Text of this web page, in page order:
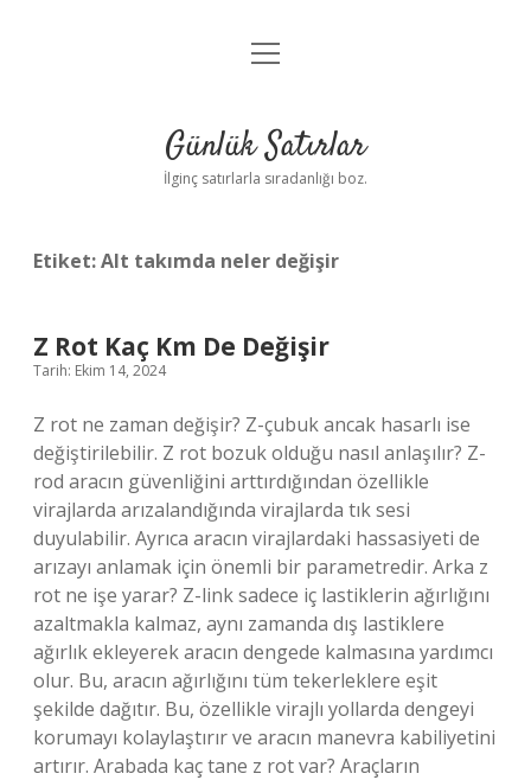
Anasayfa
Yasal Uyarı
menüyü
Günlük Satırlar
İlginç satırlarla sıradanlığı boz.
Etiket:Alt takımda neler değişir
Z Rot Kaç Km De Değişir
Tarih: Ekim 14, 2024
Z rot ne zaman değişir? Z-çubuk ancak hasarlı ise
değiştirilebilir. Z rot bozuk olduğu nasıl anlaşılır? Z-
rod aracın güvenliğini arttırdığından özellikle
virajlarda arızalandığında virajlarda tık sesi
duyulabilir. Ayrıca aracın virajlardaki hassasiyeti de
arızayı anlamak için önemli bir parametredir. Arka z
rot ne işe yarar? Z-link sadece iç lastiklerin ağırlığını
azaltmakla kalmaz, aynı zamanda dış lastiklere
ağırlık ekleyerek aracın dengede kalmasına yardımcı
olur. Bu, aracın ağırlığını tüm tekerleklere eşit
şekilde dağıtır. Bu, özellikle virajlı yollarda dengeyi
korumayı kolaylaştırır ve aracın manevra kabiliyetini
artırır. Arabada kaç tane z rot var? Araçların